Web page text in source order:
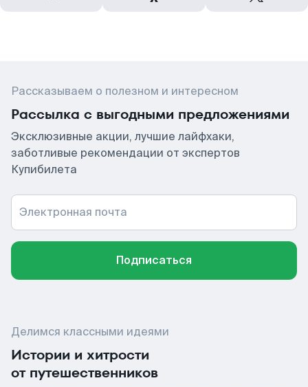
Рассказываем о полезном и интересном
Рассылка с выгодными предложениями
Эксклюзивные акции, лучшие лайфхаки,
заботливые рекомендации от экспертов
Купибилета
Электронная почта
Подписаться
Делимся классными идеями
Истории и хитрости
от путешественников